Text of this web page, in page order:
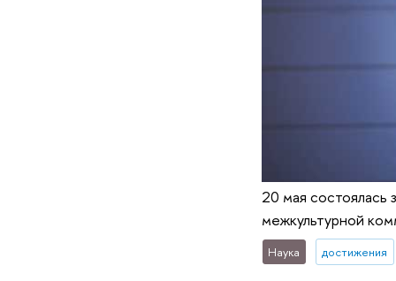
20 мая состоялась
межкультурной
Наука достижения